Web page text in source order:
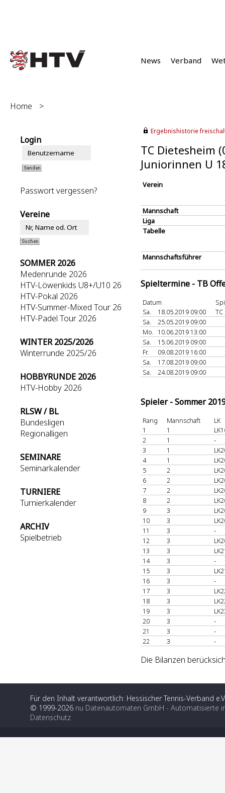
News Verband
Home >
Login
Passwort vergessen?
Vereine
SOMMER 2026
Medenrunde 2026
HTV-Löwenkids U8+/U10 26
HTV-Pokal 2026
HTV-Summer-Mixed Tour 26
HTV-Padel Tour 2026
WINTER 2025/2026
Winterrunde 2025/26
HOBBYRUNDE 2026
HTV-Hobby 2026
RLSW / BL
Bundesligen
Regionalligen
SEMINARE
Seminarkalender
TURNIERE
Turnierkalender
ARCHIV
Spielbetrieb
Ergebnishistorie
TC Dietesheim
Juniorinnen U
Verein
Mannschaft
Liga
Tabelle
Mannschaftsführer
Spieltermine - TB
Datum
Sa.
18.05.2019 09:00
Sa.
25.05.2019 09:00
Mo. 10.06.2019 13:00
Sa.
15.06.2019 09:00
Fr.
09.08.2019 16:00
Sa.
17.08.2019 09:00
Sa.
24.08.2019 09:00
Spieler - Sommer
Rang Mannschaft
LK
1
1
2
1
-
3
1
4
1
5
2
6
2
7
2
8
2
9
3
10
3
11
3
-
12
3
13
3
14
3
-
15
3
16
3
-
17
3
18
3
19
3
20
3
-
21
3
-
22
3 -
Die Bilanzen
Für den Inhalt verantwortlich: Hessischer Tennis-Verband
© 1999-2026 nu Datenautomaten GmbH - Automatisierte
Datenschutz